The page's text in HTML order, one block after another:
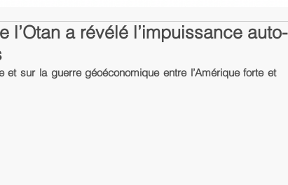
l’Otan a révélé l’impuissance auto-
et sur la guerre géoéconomique entre l’Amérique forte et